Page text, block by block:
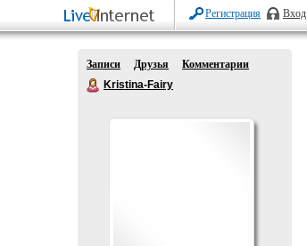
Регистрация Вход
Записи Друзья
Комментарии
Kristina-Fairy